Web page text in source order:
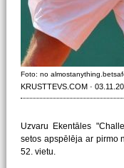
Foto: no
KRUSTTEVS.COM ·
Uzvaru Ekentāles
setos apspēlēja ar pirmo
52. vietu.